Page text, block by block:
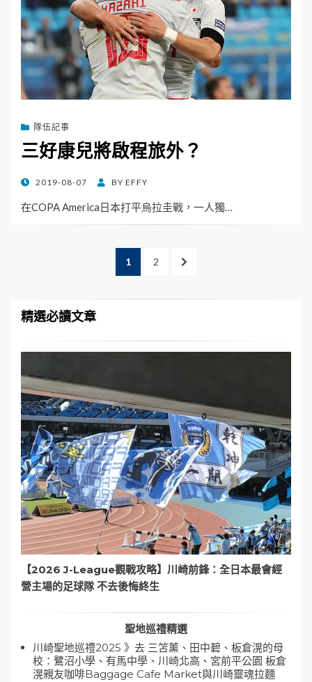
隊伍記事
三好康兒將啟程旅外？
POSTED
2019-08-07 BY EFFY
在COPA America日本打平烏拉圭戰，一人獨…
頁
PAGE
1 PAGE
2
NEXT
精選必讀文章
【2026 J-League觀戰攻略】川崎前鋒：全日本最會經
營主場的足球隊 不去後悔終生
聖地巡禮精選
川崎聖地巡禮2025 》去 三笘薰、田中碧、板倉滉的母
校：鷺沼小學、有馬中學、川崎北高、宮前平公園 板倉
滉親友咖啡Baggage Cafe Market與川崎靈魂拉麵